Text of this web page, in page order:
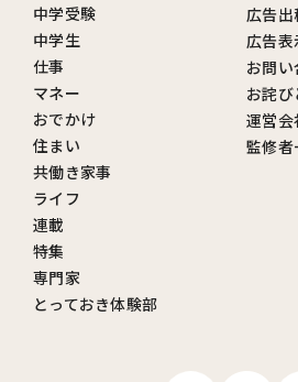
中学受験
中学生
仕事
マネー
おでかけ
住まい
共働き家事
ライフ
連載
特集
専門家
とっておき体験部
広告
広告
お問い
お詫び
運営会
監修者